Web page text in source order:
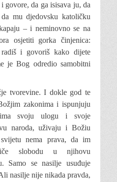
govore, da ga isisava ju, da
mu djedovsku katoličku
– i neminovno se na
osjetiti gorka činjenica:
i govoriš kako dijete
je Bog odredio samobitni
tvorevine. I dokle god te
zakonima i ispunjuju
svoju ulogu i svoje
naroda, uživaju i Božiu
nema prava, da im
slobodu u njihovu
Samo se nasilje usuđuje
nasilje nije nikada pravda,